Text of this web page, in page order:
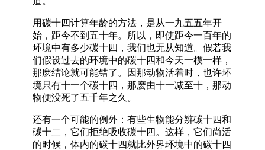
用碳十四计算年龄的方法，是从一九五五年开
始，距今不到五十年。所以，即使距今一百年的
环境中有多少碳十四，我们也无从知道。假若我
们假设过去的环境中的碳十四和今天一模一样，
那麽结论就可能错了。因那动物活着时，也许环
境只有十一个碳十四，那麽由十一减至十，那动
物便没死了五千年之久。
还有一个可能的例外：有些生物能分辨碳十四和
碳十二，它们拒绝吸收碳十四。这样，它们尚活
的时候，体内的碳十四就比外界环境中的碳十四